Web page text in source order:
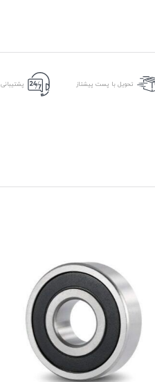
تحویل با پست پیشتاز پشتیبانی ۷ روزه ۲۴ ساعته